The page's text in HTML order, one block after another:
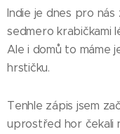
Indie je dnes pro nás
sedmero krabičkami
Ale i domů to máme
hrstičku.
Tenhle zápis jsem
uprostřed hor čekali